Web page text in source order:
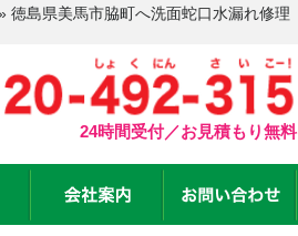
徳島県美馬市脇町へ洗面蛇口水漏れ修理
24時間受付／お見積もり無料